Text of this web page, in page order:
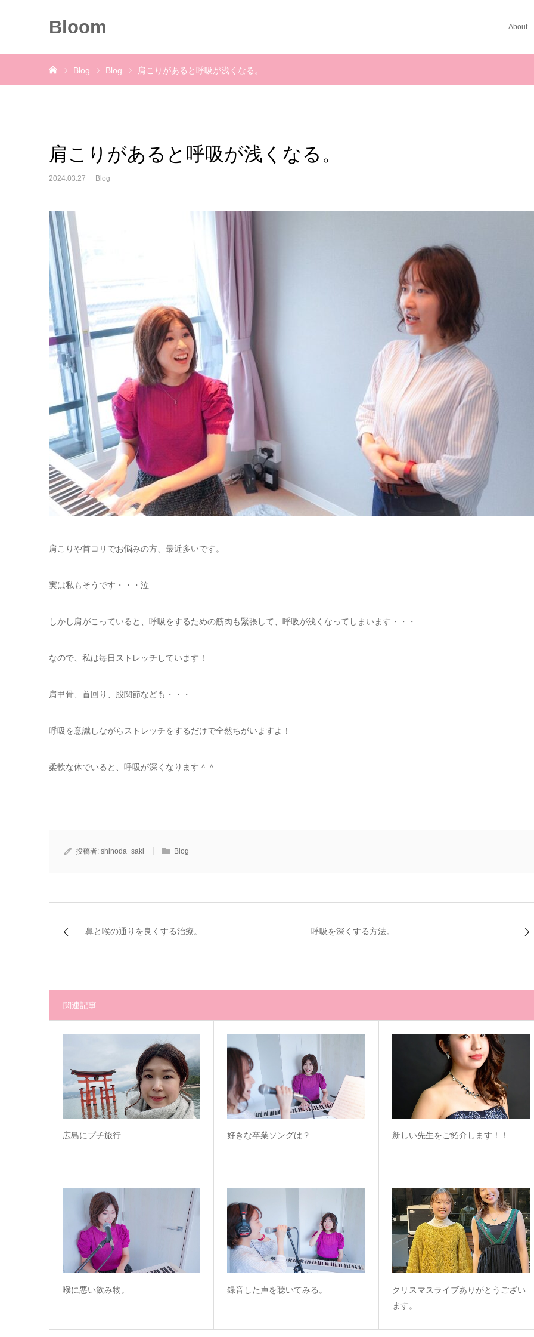
Bloom About
Blog Blog 肩こりがあると呼吸が浅くなる。
肩こりがあると呼吸が浅くなる。
2024.03.27 Blog
肩こりや首コリでお悩みの方、最近多いです。
実は私もそうです・・・泣
しかし肩がこっていると、呼吸をするための筋肉も緊張して、呼吸が浅くなってしまいます・・・
なので、私は毎日ストレッチしています！
肩甲骨、首回り、股関節なども・・・
呼吸を意識しながらストレッチをするだけで全然ちがいますよ！
柔軟な体でいると、呼吸が深くなります＾＾
投稿者: shinoda_saki Blog
鼻と喉の通りを良くする治療。 呼吸を深くする方法。
関連記事
広島にプチ旅行 好きな卒業ソングは？ 新しい先生をご紹介します！！
喉に悪い飲み物。 録音した声を聴いてみる。
クリスマスライブありがとうござい
ます。